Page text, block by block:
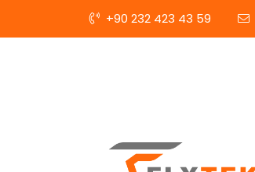
+90 232 423 43 59